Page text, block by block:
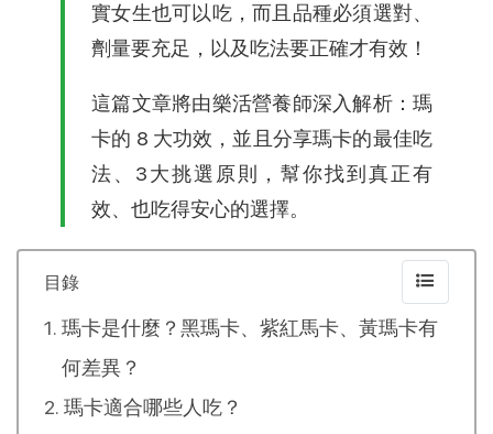
實女生也可以吃，而且品種必須選對、
劑量要充足，以及吃法要正確才有效！
這篇文章將由樂活營養師深入解析：瑪
卡的 8 大功效，並且分享瑪卡的最佳吃
法、3大挑選原則，幫你找到真正有
效、也吃得安心的選擇。
目錄
瑪卡是什麼？黑瑪卡、紫紅馬卡、黃瑪卡有
何差異？
瑪卡適合哪些人吃？